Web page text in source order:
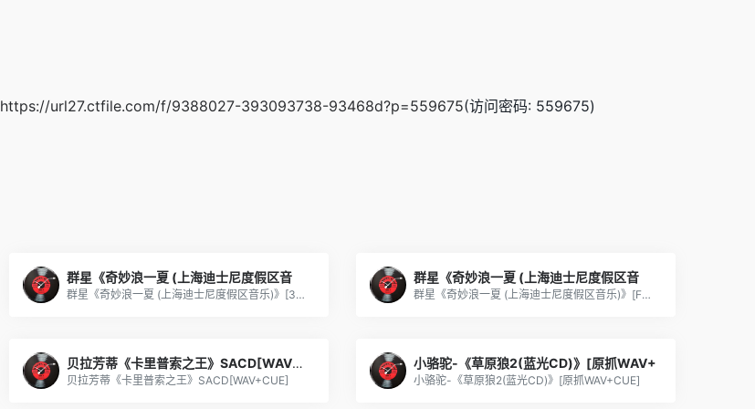
https://url27.ctfile.com/f/9388027-393093738-93468d?p=559675(访问密码: 559675)
群星《奇妙浪一夏 (上海迪士尼度假区音
群星《奇妙浪一夏 (上海迪士尼度假区音乐)》[320K/MP3][43.91MB]
群星《奇妙浪一夏 (上海迪士尼度假区音
群星《奇妙浪一夏 (上海迪士尼度假区音乐)》[FLAC/分轨][140.49MB]
贝拉芳蒂《卡里普索之王》SACD[WAV+CU
贝拉芳蒂《卡里普索之王》SACD[WAV+CUE]
小骆驼-《草原狼2(蓝光CD)》[原抓WAV+
小骆驼-《草原狼2(蓝光CD)》[原抓WAV+CUE]